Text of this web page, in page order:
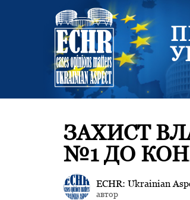
ЗАХИСТ
№1 ДО
ECHR: Ukrainian
автор